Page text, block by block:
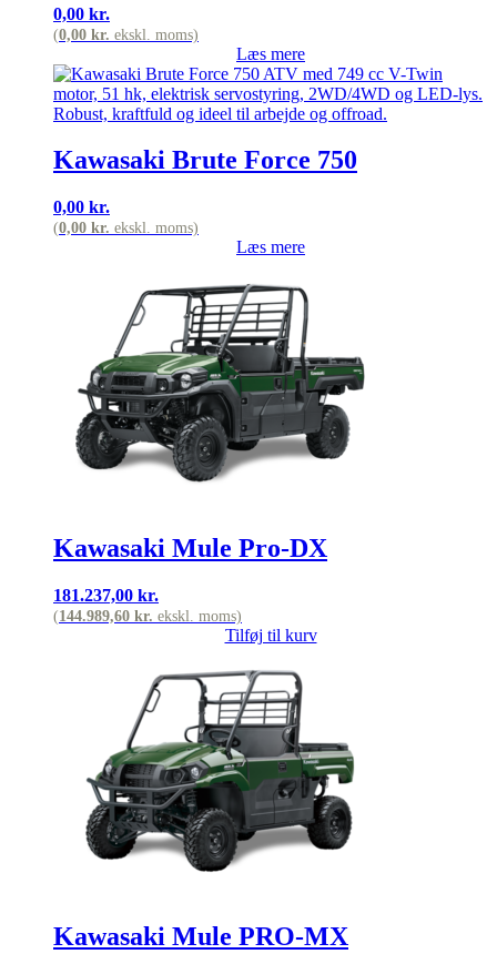
0,00 kr.
(0,00 kr. ekskl. moms)
Læs mere
Kawasaki Brute Force 750
0,00 kr.
(0,00 kr. ekskl. moms)
Læs mere
Kawasaki Mule Pro-DX
181.237,00 kr.
(144.989,60 kr. ekskl. moms)
Tilføj til kurv
Kawasaki Mule PRO-MX